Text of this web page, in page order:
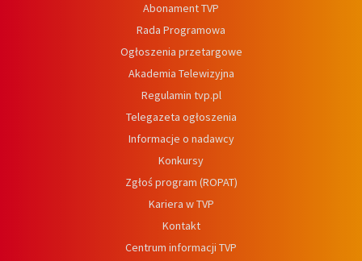
Abonament TVP
Rada Programowa
Ogłoszenia przetargowe
Akademia Telewizyjna
Regulamin tvp.pl
Telegazeta ogłoszenia
Informacje o nadawcy
Konkursy
Zgłoś program (ROPAT)
Kariera w TVP
Kontakt
Centrum informacji TVP